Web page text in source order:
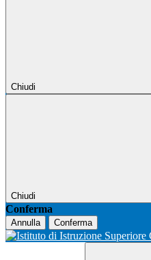
Chiudi
Chiudi
Conferma
Annulla Conferma